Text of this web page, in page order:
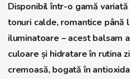
Disponibil într-o gamă
tonuri calde, romantice până
iluminatoare – acest balsam
culoare și hidratare în rutina
cremoasă, bogată în